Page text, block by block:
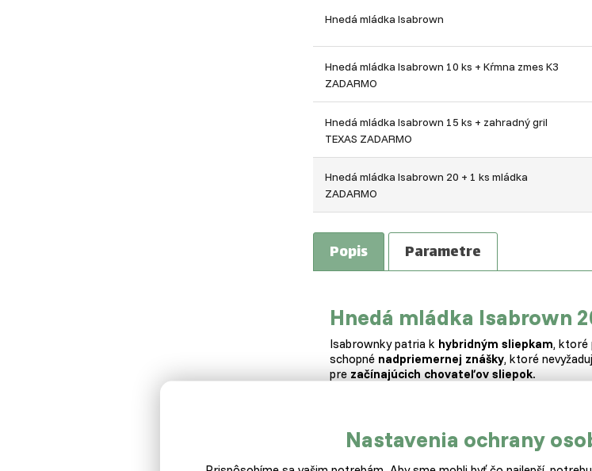
Hnedá mládka Isabrown
Hnedá mládka Isabrown 10 ks + Kŕmna zmes K3
ZADARMO
Hnedá mládka Isabrown 15 ks + zahradný gril
TEXAS ZADARMO
Hnedá mládka Isabrown 20 + 1 ks mládka
ZADARMO
Popis Parametre
Hnedá mládka Isabrown
Isabrownky patria k hybridným sliepkam, ktoré
schopné nadpriemernej znášky, ktoré
pre začínajúcich chovateľov sliepok.
Základné fakty o Isabrownkách
Pôvod. Sliepky pochádzajú zFrancúzska,kde
Nastavenia ochrany